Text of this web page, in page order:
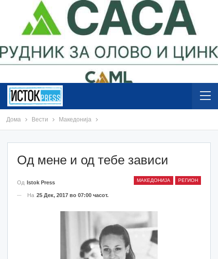
Дома Вести Македонија
Oд мене и од тебе зависи
МАКЕДОНИЈА РЕГИОН
Од Istok Press
На 25 Дек, 2017 во 07:00 часот.